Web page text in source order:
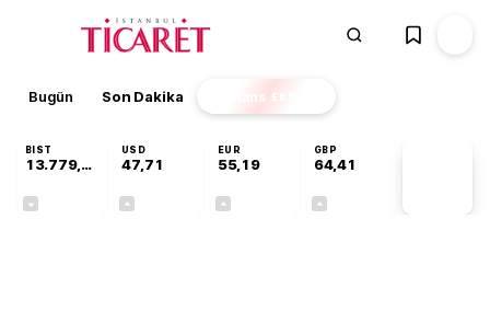
Bugün Son Dakika Finans EKSTRA
BIST
13.779,39
USD
47,71
EUR
55,19
GBP
64,41